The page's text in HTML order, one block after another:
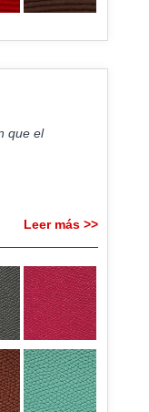
que el
Leer más >>